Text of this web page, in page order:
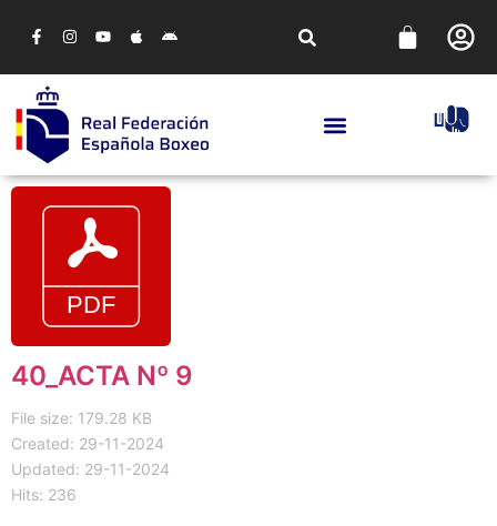
40_ACTA Nº 9
File size: 179.28 KB
Created: 29-11-2024
Updated: 29-11-2024
Hits: 236